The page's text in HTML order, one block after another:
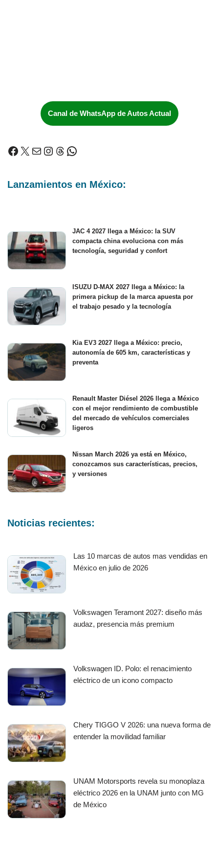
Canal de WhatsApp de Autos Actual
Lanzamientos en México:
JAC 4 2027 llega a México: la SUV
compacta china evoluciona con más
tecnología, seguridad y confort
ISUZU D-MAX 2027 llega a México: la
primera pickup de la marca apuesta por
el trabajo pesado y la tecnología
Kia EV3 2027 llega a México: precio,
autonomía de 605 km, características y
preventa
Renault Master Diésel 2026 llega a México
con el mejor rendimiento de combustible
del mercado de vehículos comerciales
ligeros
Nissan March 2026 ya está en México,
conozcamos sus características, precios,
y versiones
Noticias recientes:
Las 10 marcas de autos mas vendidas en
México en julio de 2026
Volkswagen Teramont 2027: diseño más
audaz, presencia más premium
Volkswagen ID. Polo: el renacimiento
eléctrico de un icono compacto
Chery TIGGO V 2026: una nueva forma de
entender la movilidad familiar
UNAM Motorsports revela su monoplaza
eléctrico 2026 en la UNAM junto con MG
de México